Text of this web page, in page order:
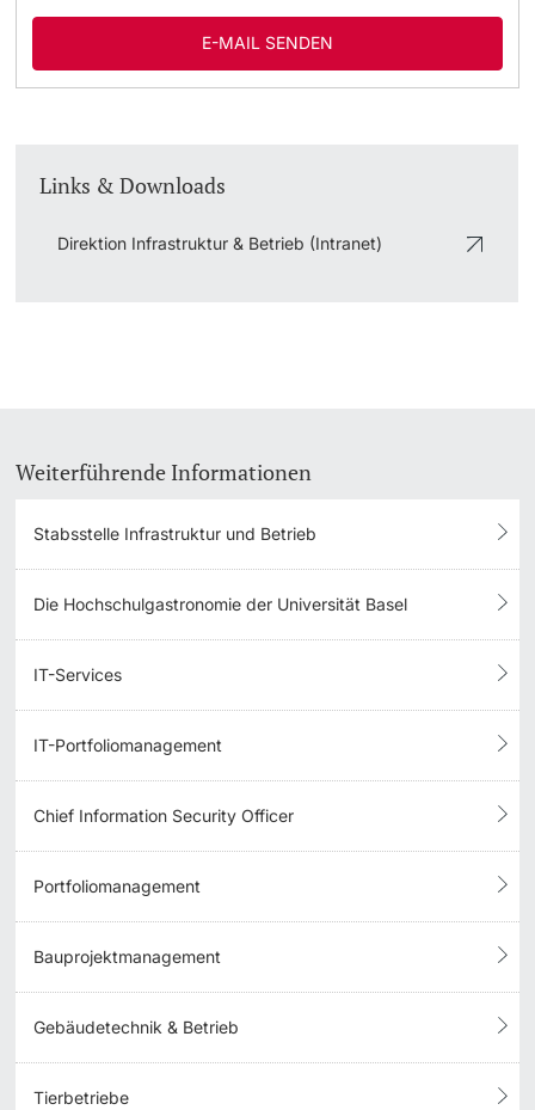
E-MAIL SENDEN
Links & Downloads
Direktion Infrastruktur & Betrieb (Intranet)
Weiterführende Informationen
Stabsstelle Infrastruktur und Betrieb
Die Hochschulgastronomie der Universität Basel
IT-Services
IT-Portfoliomanagement
Chief Information Security Officer
Portfoliomanagement
Bauprojektmanagement
Gebäudetechnik & Betrieb
Tierbetriebe